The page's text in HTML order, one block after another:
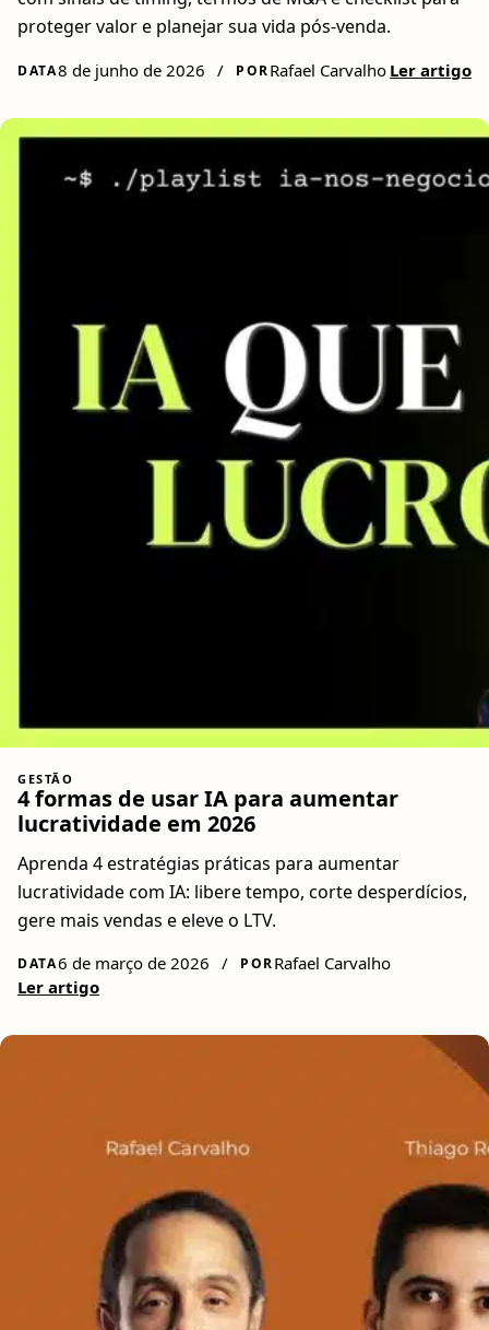
proteger valor e planejar sua vida pós-venda.
DATA8 de junho de 2026 / PORRafael Carvalho Ler artigo
GESTÃO
4 formas de usar IA para aumentar
lucratividade em 2026
Aprenda 4 estratégias práticas para aumentar
lucratividade com IA: libere tempo, corte desperdícios,
gere mais vendas e eleve o LTV.
DATA6 de março de 2026 / PORRafael Carvalho
Ler artigo